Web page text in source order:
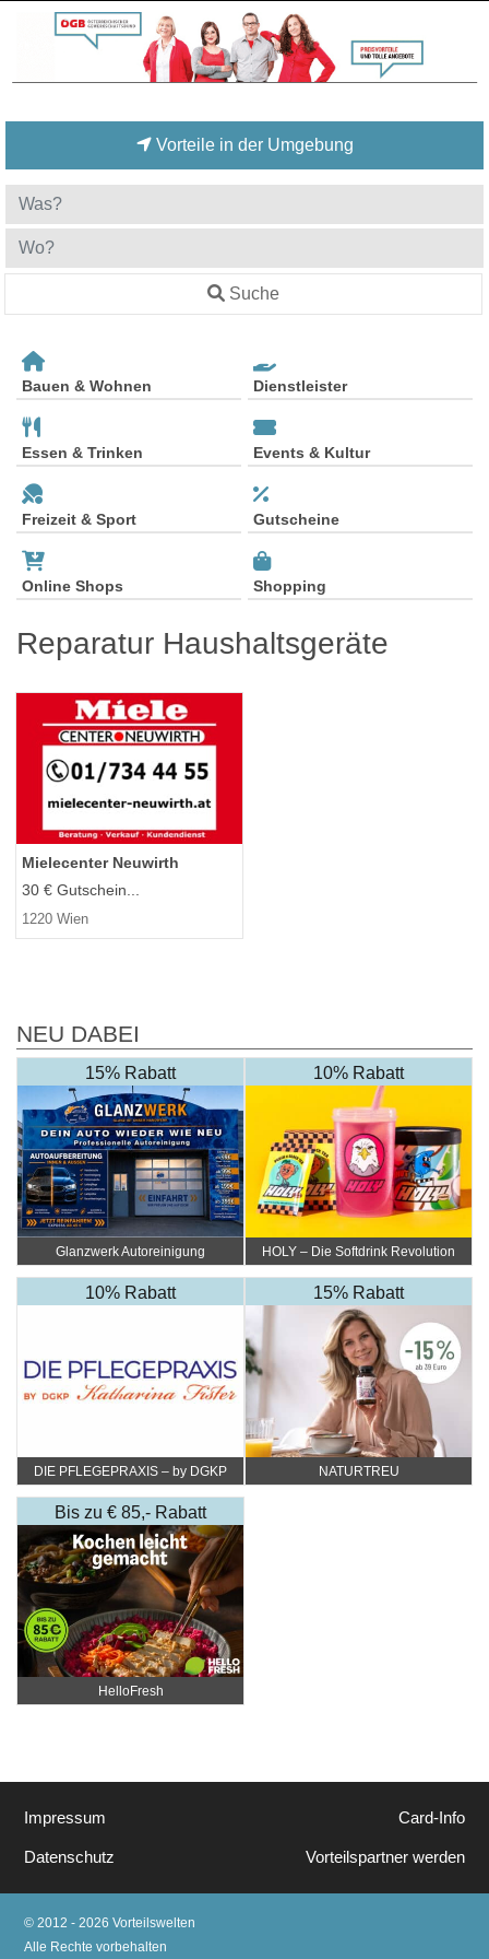
Vorteile in der Umgebung
Suche
Bauen & Wohnen Dienstleister
Essen & Trinken Events & Kultur
Freizeit & Sport Gutscheine
Online Shops Shopping
Reparatur Haushaltsgeräte
Mielecenter Neuwirth
30 € Gutschein...
1220 Wien
NEU DABEI
15% Rabatt
Glanzwerk Autoreinigung
10% Rabatt
HOLY – Die Softdrink Revolution
10% Rabatt
DIE PFLEGEPRAXIS – by DGKP
15% Rabatt
NATURTREU
Bis zu € 85,- Rabatt
HelloFresh
Impressum
Datenschutz
Card-Info
Vorteilspartner werden
© 2012 - 2026 Vorteilswelten
Alle Rechte vorbehalten